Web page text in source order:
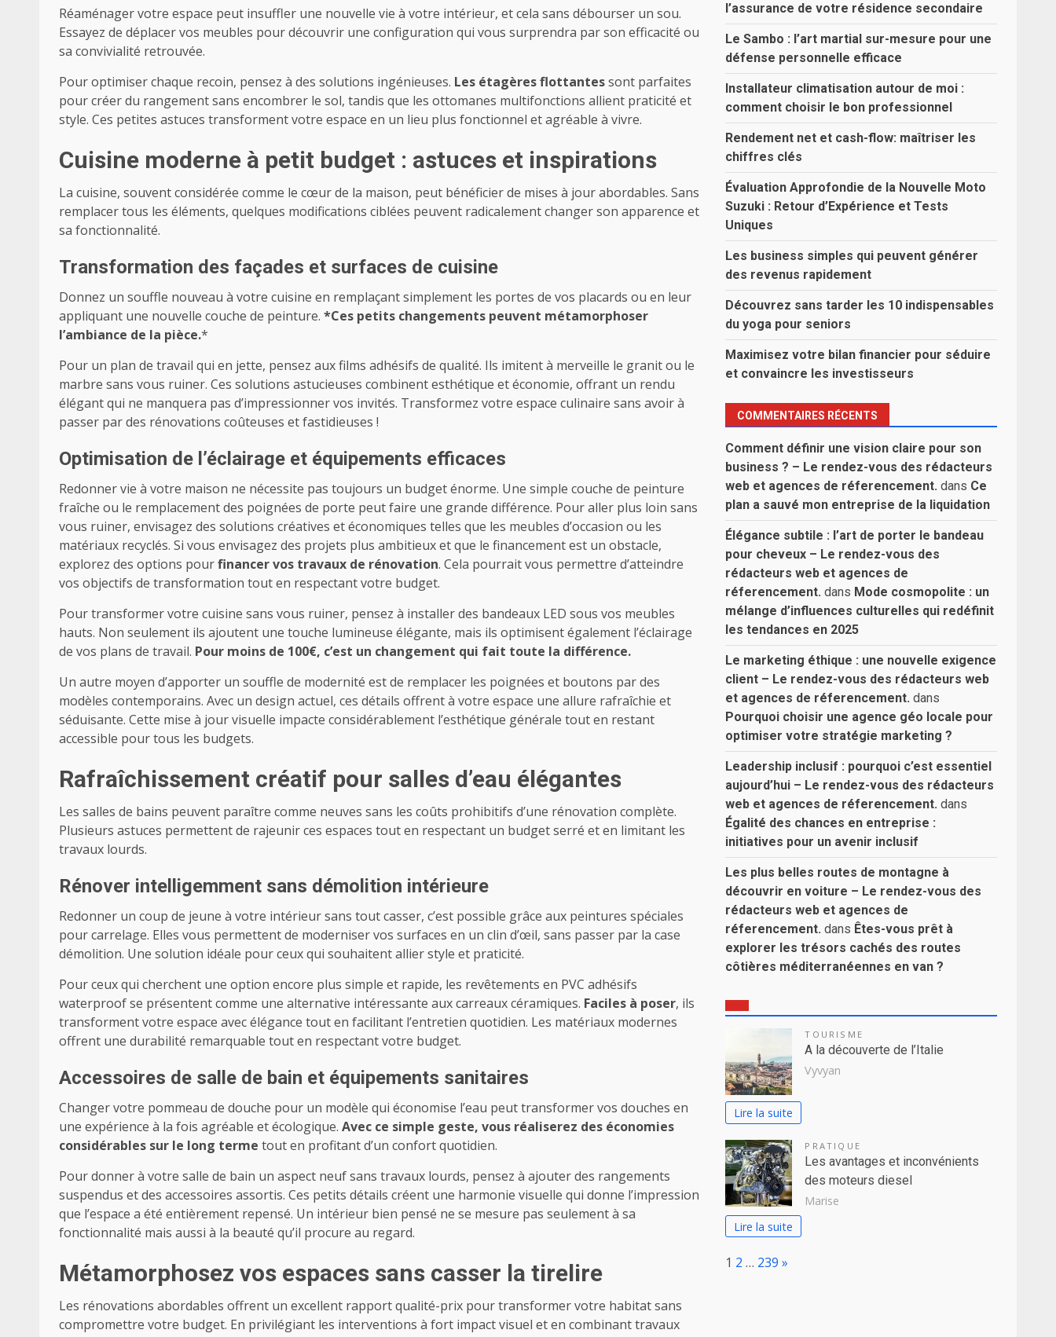
Réaménager votre espace peut insuffler une nouvelle vie à votre intérieur, et cela sans débourser un sou.
Essayez de déplacer vos meubles pour découvrir une configuration qui vous surprendra par son efficacité ou
sa convivialité retrouvée.
Pour optimiser chaque recoin, pensez à des solutions ingénieuses. Les étagères flottantessont parfaites
pour créer du rangement sans encombrer le sol, tandis que les ottomanes multifonctions allient praticité et
style. Ces petites astuces transforment votre espace en un lieu plus fonctionnel et agréable à vivre.
Cuisine moderne à petit budget : astuces et inspirations
La cuisine, souvent considérée comme le cœur de la maison, peut bénéficier de mises à jour abordables. Sans
remplacer tous les éléments, quelques modifications ciblées peuvent radicalement changer son apparence et
sa fonctionnalité.
Transformation des façades et surfaces de cuisine
Donnez un souffle nouveau à votre cuisine en remplaçant simplement les portes de vos placards ou en leur
appliquant une nouvelle couche de peinture. *Ces petits changements peuvent métamorphoser
l’ambiance de la pièce.*
Pour un plan de travail qui en jette, pensez aux films adhésifs de qualité. Ils imitent à merveille le granit ou le
marbre sans vous ruiner. Ces solutions astucieuses combinent esthétique et économie, offrant un rendu
élégant qui ne manquera pas d’impressionner vos invités. Transformez votre espace culinaire sans avoir à
passer par des rénovations coûteuses et fastidieuses !
Optimisation de l’éclairage et équipements efficaces
Redonner vie à votre maison ne nécessite pas toujours un budget énorme. Une simple couche de peinture
fraîche ou le remplacement des poignées de porte peut faire une grande différence. Pour aller plus loin sans
vous ruiner, envisagez des solutions créatives et économiques telles que les meubles d’occasion ou les
matériaux recyclés. Si vous envisagez des projets plus ambitieux et que le financement est un obstacle,
explorez des options pourfinancer vos travaux de rénovation. Cela pourrait vous permettre d’atteindre
vos objectifs de transformation tout en respectant votre budget.
Pour transformer votre cuisine sans vous ruiner, pensez à installer des bandeaux LED sous vos meubles
hauts. Non seulement ils ajoutent une touche lumineuse élégante, mais ils optimisent également l’éclairage
de vos plans de travail. Pour moins de 100€, c’est un changement qui fait toute la différence.
Un autre moyen d’apporter un souffle de modernité est de remplacer les poignées et boutons par des
modèles contemporains. Avec un design actuel, ces détails offrent à votre espace une allure rafraîchie et
séduisante. Cette mise à jour visuelle impacte considérablement l’esthétique générale tout en restant
accessible pour tous les budgets.
Rafraîchissement créatif pour salles d’eau élégantes
Les salles de bains peuvent paraître comme neuves sans les coûts prohibitifs d’une rénovation complète.
Plusieurs astuces permettent de rajeunir ces espaces tout en respectant un budget serré et en limitant les
travaux lourds.
Rénover intelligemment sans démolition intérieure
Redonner un coup de jeune à votre intérieur sans tout casser, c’est possible grâce aux peintures spéciales
pour carrelage. Elles vous permettent de moderniser vos surfaces en un clin d’œil, sans passer par la case
démolition. Une solution idéale pour ceux qui souhaitent allier style et praticité.
Pour ceux qui cherchent une option encore plus simple et rapide, les revêtements en PVC adhésifs
waterproof se présentent comme une alternative intéressante aux carreaux céramiques. Faciles à poser, ils
transforment votre espace avec élégance tout en facilitant l’entretien quotidien. Les matériaux modernes
offrent une durabilité remarquable tout en respectant votre budget.
Accessoires de salle de bain et équipements sanitaires
Changer votre pommeau de douche pour un modèle qui économise l’eau peut transformer vos douches en
une expérience à la fois agréable et écologique. Avec ce simple geste, vous réaliserez des économies
considérables sur le long terme tout en profitant d’un confort quotidien.
Pour donner à votre salle de bain un aspect neuf sans travaux lourds, pensez à ajouter des rangements
suspendus et des accessoires assortis. Ces petits détails créent une harmonie visuelle qui donne l’impression
que l’espace a été entièrement repensé. Un intérieur bien pensé ne se mesure pas seulement à sa
fonctionnalité mais aussi à la beauté qu’il procure au regard.
Métamorphosez vos espaces sans casser la tirelire
Les rénovations abordables offrent un excellent rapport qualité-prix pour transformer votre habitat sans
compromettre votre budget. En privilégiant les interventions à fort impact visuel et en combinant travaux
l’assurance de votre résidence secondaire
Le Sambo : l’art martial sur-mesure pour une
défense personnelle efficace
Installateur climatisation autour de moi :
comment choisir le bon professionnel
Rendement net et cash-flow: maîtriser les
chiffres clés
Évaluation Approfondie de la Nouvelle Moto
Suzuki : Retour d’Expérience et Tests
Uniques
Les business simples qui peuvent générer
des revenus rapidement
Découvrez sans tarder les 10 indispensables
du yoga pour seniors
Maximisez votre bilan financier pour séduire
et convaincre les investisseurs
COMMENTAIRES RÉCENTS
Comment définir une vision claire pour son
business ? – Le rendez-vous des rédacteurs
web et agences de réferencement. dans Ce
plan a sauvé mon entreprise de la liquidation
Élégance subtile : l’art de porter le bandeau
pour cheveux – Le rendez-vous des
rédacteurs web et agences de
réferencement. dans Mode cosmopolite : un
mélange d’influences culturelles qui redéfinit
les tendances en 2025
Le marketing éthique : une nouvelle exigence
client – Le rendez-vous des rédacteurs web
et agences de réferencement. dans
Pourquoi choisir une agence géo locale pour
optimiser votre stratégie marketing ?
Leadership inclusif : pourquoi c’est essentiel
aujourd’hui – Le rendez-vous des rédacteurs
web et agences de réferencement. dans
Égalité des chances en entreprise :
initiatives pour un avenir inclusif
Les plus belles routes de montagne à
découvrir en voiture – Le rendez-vous des
rédacteurs web et agences de
réferencement. dans Êtes-vous prêt à
explorer les trésors cachés des routes
côtières méditerranéennes en van ?
TOURISME
A la découverte de l’Italie
Vyvyan
Lire la suite
PRATIQUE
Les avantages et inconvénients
des moteurs diesel
Marise
Lire la suite
Page:
1 2 … 239 Next
»